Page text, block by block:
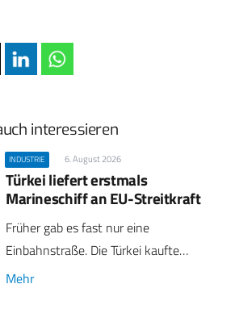
interessieren
INDUSTRIE 6. August 2026
Türkei liefert erstmals
Marineschiff an EU-Streitkraft
Früher gab es fast nur eine
Einbahnstraße. Die Türkei kaufte…
Mehr